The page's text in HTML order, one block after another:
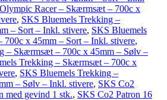
Racer – Skærmsæt – 700c x
, SKS Bluemels Trekking –
– Sort – Inkl. stivere, SKS Bluemels
x 45mm – Sort – Inkl. stivere,
– Skærmsæt – 700c x 45mm – Sølv –
Trekking – Skærmsæt – 700c x
, SKS Bluemels Trekking –
– Sølv – Inkl. stivere, SKS Co2
med gevind 1 stk., SKS Co2 Patron 16